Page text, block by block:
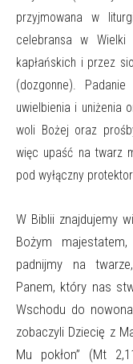
przyjmowana w
celebransa w
kapłańskich i przez
(dozgonne).
uwielbienia i uniżenia
woli Bożej oraz
więc upaść na twarz
pod wyłączny
W Biblii znajdujemy
Bożym
padnijmy na
Panem, który nas
Wschodu do
zobaczyli Dziecię z
Mu pokłon” (Mt